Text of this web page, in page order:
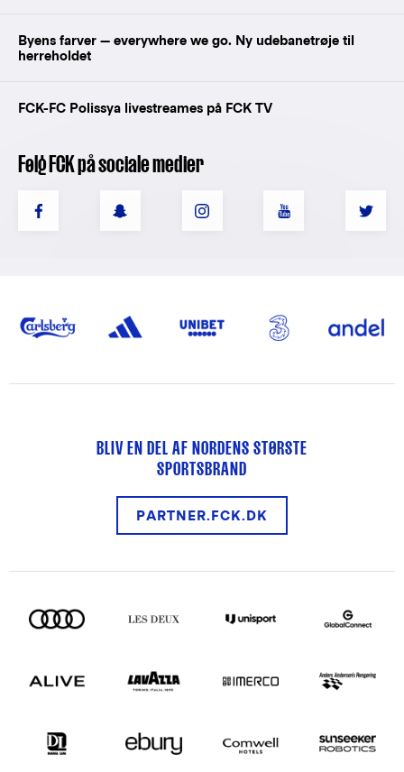
Byens farver — everywhere we go. Ny udebanetrøje til
herreholdet
FCK-FC Polissya livestreames på FCK TV
Følg FCK på sociale medier
BLIV EN DEL AF NORDENS STØRSTE
SPORTSBRAND
PARTNER.FCK.DK